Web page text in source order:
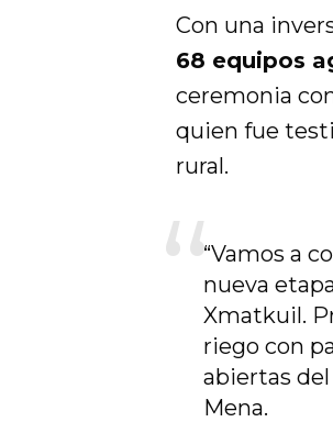
Con una
68 equipos
ceremonia
quien fue
rural.
“Vamos a
nueva
Xmatkuil.
riego con
abiertas
Mena.